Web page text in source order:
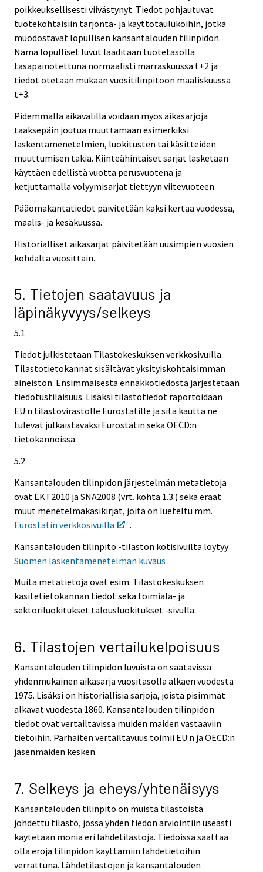
poikkeuksellisesti viivästynyt. Tiedot pohjautuvat
tuotekohtaisiin tarjonta- ja käyttötaulukoihin, jotka
muodostavat lopullisen kansantalouden tilinpidon.
Nämä lopulliset luvut laaditaan tuotetasolla
tasapainotettuna normaalisti marraskuussa t+2 ja
tiedot otetaan mukaan vuositilinpitoon maaliskuussa
t+3.
Pidemmällä aikavälillä voidaan myös aikasarjoja
taaksepäin joutua muuttamaan esimerkiksi
laskentamenetelmien, luokitusten tai käsitteiden
muuttumisen takia. Kiinteähintaiset sarjat lasketaan
käyttäen edellistä vuotta perusvuotena ja
ketjuttamalla volyymisarjat tiettyyn viitevuoteen.
Pääomakantatiedot päivitetään kaksi kertaa vuodessa,
maalis- ja kesäkuussa.
Historialliset aikasarjat päivitetään uusimpien vuosien
kohdalta vuosittain.
5. Tietojen saatavuus ja
läpinäkyvyys/selkeys
5.1
Tiedot julkistetaan Tilastokeskuksen verkkosivuilla.
Tilastotietokannat sisältävät yksityiskohtaisimman
aineiston. Ensimmäisestä ennakkotiedosta järjestetään
tiedotustilaisuus. Lisäksi tilastotiedot raportoidaan
EU:n tilastovirastolle Eurostatille ja sitä kautta ne
tulevat julkaistavaksi Eurostatin sekä OECD:n
tietokannoissa.
5.2
Kansantalouden tilinpidon järjestelmän metatietoja
ovat EKT2010 ja SNA2008 (vrt. kohta 1.3.) sekä eräät
muut menetelmäkäsikirjat, joita on lueteltu mm.
Eurostatin verkkosivuilla
.
Kansantalouden tilinpito -tilaston kotisivuilta löytyy
Suomen laskentamenetelmän kuvaus .
Muita metatietoja ovat esim. Tilastokeskuksen
käsitetietokannan tiedot sekä toimiala- ja
sektoriluokitukset talousluokitukset -sivulla.
6. Tilastojen vertailukelpoisuus
Kansantalouden tilinpidon luvuista on saatavissa
yhdenmukainen aikasarja vuositasolla alkaen vuodesta
1975. Lisäksi on historiallisia sarjoja, joista pisimmät
alkavat vuodesta 1860. Kansantalouden tilinpidon
tiedot ovat vertailtavissa muiden maiden vastaaviin
tietoihin. Parhaiten vertailtavuus toimii EU:n ja OECD:n
jäsenmaiden kesken.
7. Selkeys ja eheys/yhtenäisyys
Kansantalouden tilinpito on muista tilastoista
johdettu tilasto, jossa yhden tiedon arviointiin useasti
käytetään monia eri lähdetilastoja. Tiedoissa saattaa
olla eroja tilinpidon käyttämiin lähdetietoihin
verrattuna. Lähdetilastojen ja kansantalouden